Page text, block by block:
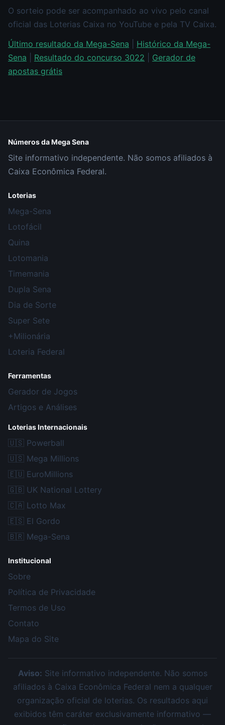
O sorteio pode ser acompanhado ao vivo pelo canal
oficial das Loterias Caixa no YouTube e pela TV Caixa.
Último resultado da Mega-Sena
Histórico da Mega-
Sena
Resultado do concurso 3022
Gerador de
apostas grátis
Números da Mega Sena
Site informativo independente. Não somos afiliados à
Caixa Econômica Federal.
Loterias
Mega-Sena
Lotofácil
Quina
Lotomania
Timemania
Dupla Sena
Dia de Sorte
Super Sete
+Milionária
Loteria Federal
Ferramentas
Gerador de Jogos
Artigos e Análises
Loterias Internacionais
🇺🇸 Powerball
🇺🇸 Mega Millions
🇪🇺 EuroMillions
🇬🇧 UK National Lottery
🇨🇦 Lotto Max
🇪🇸 El Gordo
🇧🇷 Mega-Sena
Institucional
Sobre
Política de Privacidade
Termos de Uso
Contato
Mapa do Site
Aviso: Site informativo independente. Não somos
afiliados à Caixa Econômica Federal nem a qualquer
organização oficial de loterias. Os resultados aqui
exibidos têm caráter exclusivamente informativo —